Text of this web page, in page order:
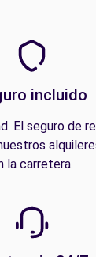
incluido
El seguro de
la carretera.